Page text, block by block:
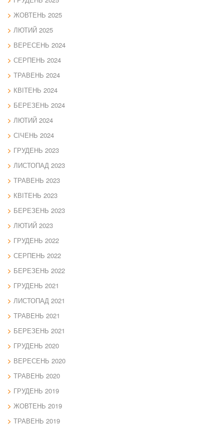
ЖОВТЕНЬ 2025
ЛЮТИЙ 2025
ВЕРЕСЕНЬ 2024
СЕРПЕНЬ 2024
ТРАВЕНЬ 2024
КВІТЕНЬ 2024
БЕРЕЗЕНЬ 2024
ЛЮТИЙ 2024
СІЧЕНЬ 2024
ГРУДЕНЬ 2023
ЛИСТОПАД 2023
ТРАВЕНЬ 2023
КВІТЕНЬ 2023
БЕРЕЗЕНЬ 2023
ЛЮТИЙ 2023
ГРУДЕНЬ 2022
СЕРПЕНЬ 2022
БЕРЕЗЕНЬ 2022
ГРУДЕНЬ 2021
ЛИСТОПАД 2021
ТРАВЕНЬ 2021
БЕРЕЗЕНЬ 2021
ГРУДЕНЬ 2020
ВЕРЕСЕНЬ 2020
ТРАВЕНЬ 2020
ГРУДЕНЬ 2019
ЖОВТЕНЬ 2019
ТРАВЕНЬ 2019